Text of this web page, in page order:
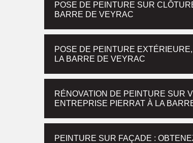
POSE DE PEINTURE SUR
BARRE DE VEYRAC
POSE DE PEINTURE
LA BARRE DE VEYRAC
RÉNOVATION DE PEINTURE SUR
ENTREPRISE PIERRAT À LA
PEINTURE SUR FAÇADE :